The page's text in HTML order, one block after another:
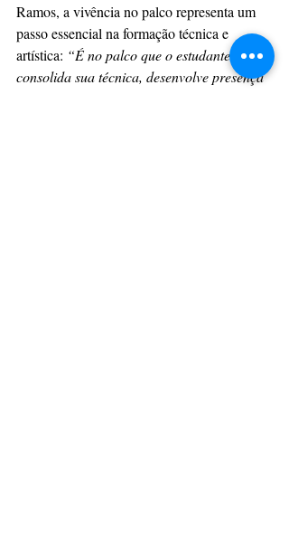
Ramos, a vivência no palco representa um
passo essencial na formação técnica e
artística: “É no palco que o estudante
consolida sua técnica, desenvolve presença